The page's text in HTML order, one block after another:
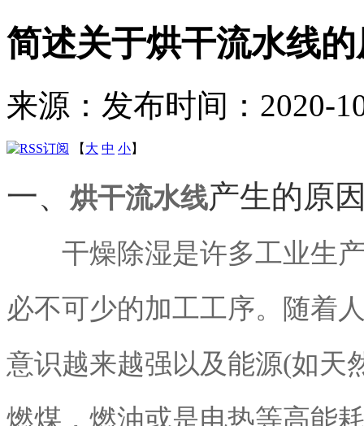
简述关于烘干流水线
来源： 发布时间：2020-
【 大 中 小】
一、 烘干流水线产生的原
干燥除湿是许多工业生产
必不可少的加工工序。随着
意识越来越强以及能源(如天
燃煤，燃油或是电热等高能